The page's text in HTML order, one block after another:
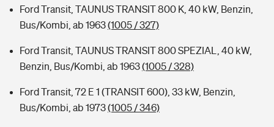
Ford Transit, TAUNUS TRANSIT 800 K, 40 kW, Benzin,
Bus/Kombi, ab 1963(1005 / 327)
Ford Transit, TAUNUS TRANSIT 800 SPEZIAL, 40 kW,
Benzin, Bus/Kombi, ab 1963(1005 / 328)
Ford Transit, 72 E 1 (TRANSIT 600), 33 kW, Benzin,
Bus/Kombi, ab 1973(1005 / 346)